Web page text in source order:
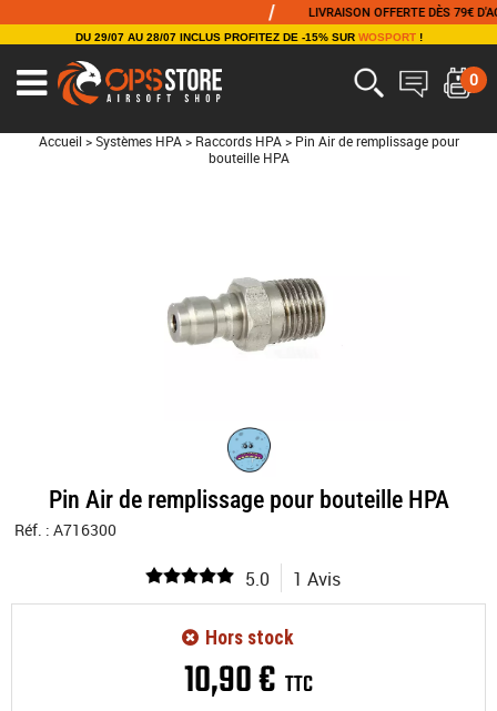
LIVRAISON OFFERTE DÈS 79€
DU 29/07 AU 28/07 INCLUS PROFITEZ DE -15% SUR WOSPORT!
0
Accueil > Systèmes HPA > Raccords HPA > Pin Air de remplissage pour
bouteille HPA
Pin Air de remplissage pour bouteille HPA
Réf. : A716300
5.0 1 Avis
10,90€ TTC
Hors stock